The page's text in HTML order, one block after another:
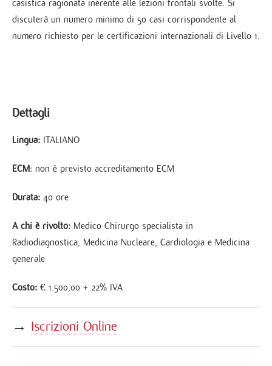
casistica ragionata inerente alle lezioni frontali svolte. Si
discuterà un numero minimo di 50 casi corrispondente al
numero richiesto per le certificazioni internazionali di Livello 1.
Dettagli
Lingua: ITALIANO
ECM: non è previsto accreditamento ECM
Durata: 40 ore
A chi è rivolto: Medico Chirurgo specialista in
Radiodiagnostica, Medicina Nucleare, Cardiologia e Medicina
generale
Costo: € 1.500,00 + 22% IVA
→ Iscrizioni Online